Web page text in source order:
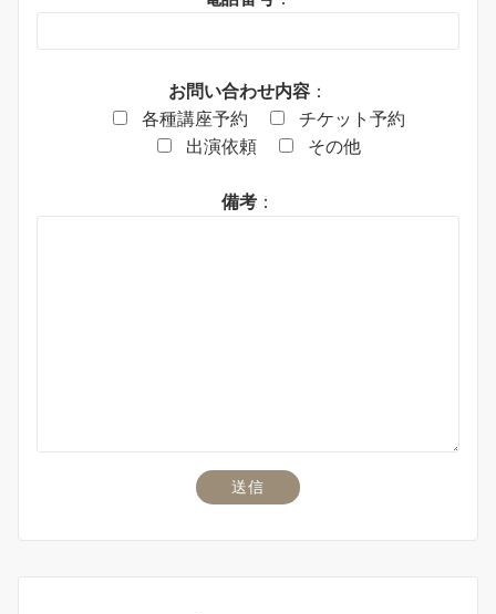
お問い合わせ内容 ：
各種講座予約
チケット予約
出演依頼
その他
備考 ：